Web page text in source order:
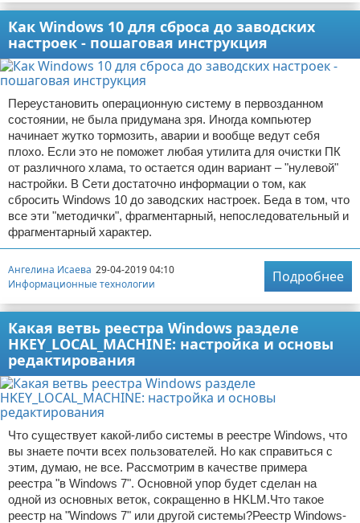
Как Windows 10 для сброса до заводских
настроек - пошаговая инструкция
Переустановить операционную систему в первозданном
состоянии, не была придумана зря. Иногда компьютер
начинает жутко тормозить, аварии и вообще ведут себя
плохо. Если это не поможет любая утилита для очистки ПК
от различного хлама, то остается один вариант – "нулевой"
настройки. В Сети достаточно информации о том, как
сбросить Windows 10 до заводских настроек. Беда в том, что
все эти "методички", фрагментарный, непоследовательный и
фрагментарный характер.
Ангелина Исаева 29-04-2019 04:10
Информационные технологии
Подробнее
Какая ветвь реестра Windows разделе
HKEY_LOCAL_MACHINE: настройка и основы
редактирования
Что существует какой-либо системы в реестре Windows, что
вы знаете почти всех пользователей. Но как справиться с
этим, думаю, не все. Рассмотрим в качестве примера
реестра "в Windows 7". Основной упор будет сделан на
одной из основных веток, сокращенно в HKLM.Что такое
реестр на "Windows 7" или другой системы?Реестр Windows-